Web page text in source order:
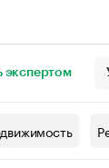
экспертом